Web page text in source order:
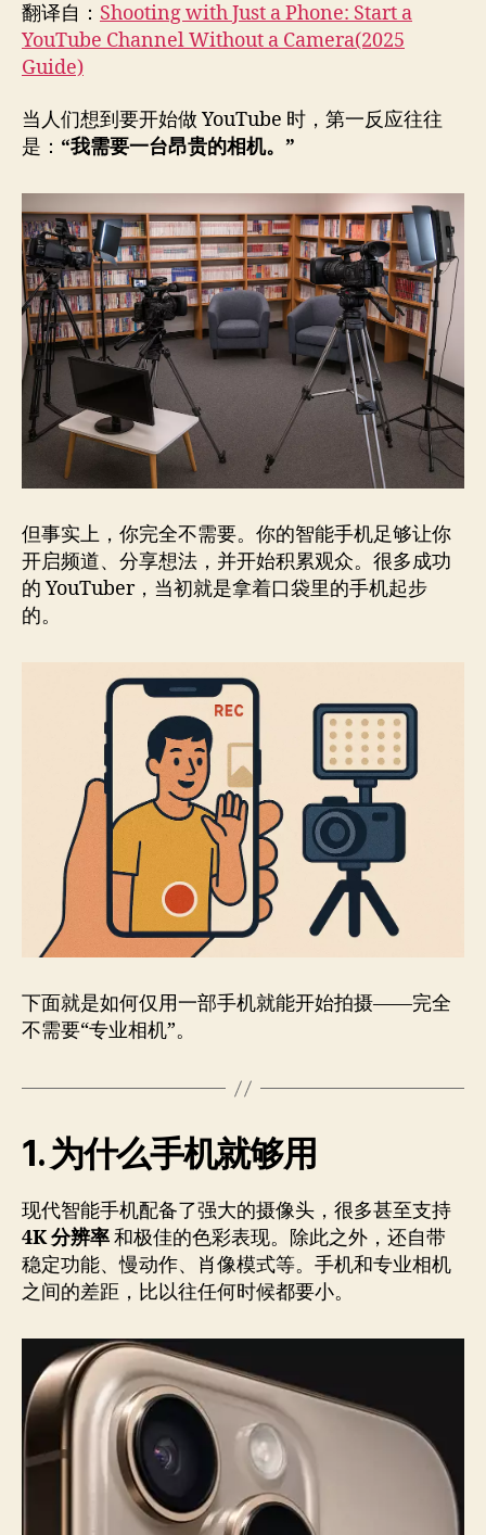
南）
翻译自： Shooting with Just a Phone: Start a
YouTube Channel Without a Camera(2025
Guide)
当人们想到要开始做 YouTube 时，第一反应往往
是： “我需要一台昂贵的相机。”
但事实上，你完全不需要。你的智能手机足够让你
开启频道、分享想法，并开始积累观众。很多成功
的 YouTuber，当初就是拿着口袋里的手机起步
的。
下面就是如何仅用一部手机就能开始拍摄——完全
不需要“专业相机”。
1. 为什么手机就够用
现代智能手机配备了强大的摄像头，很多甚至支持
4K 分辨率和极佳的色彩表现。除此之外，还自带
稳定功能、慢动作、肖像模式等。手机和专业相机
之间的差距，比以往任何时候都要小。